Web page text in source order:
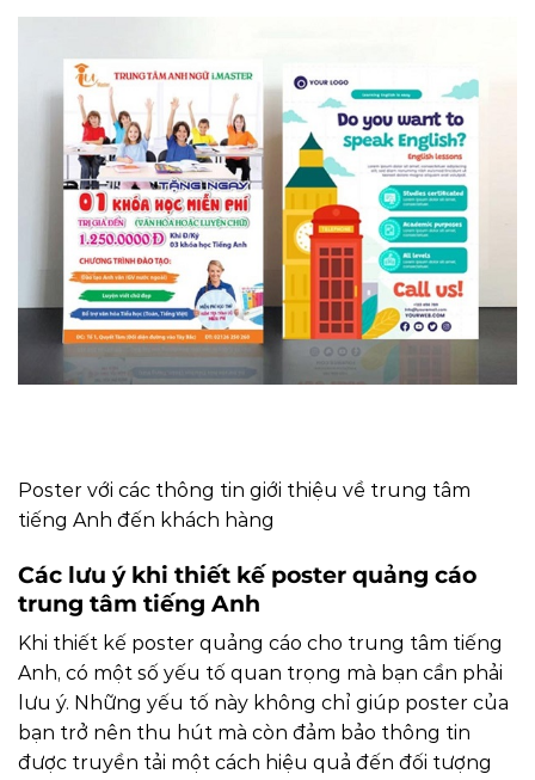
Poster với các thông tin giới thiệu về trung tâm
tiếng Anh đến khách hàng
Các lưu ý khi thiết kế poster quảng cáo
trung tâm tiếng Anh
Khi thiết kế poster quảng cáo cho trung tâm tiếng
Anh, có một số yếu tố quan trọng mà bạn cần phải
lưu ý. Những yếu tố này không chỉ giúp poster của
bạn trở nên thu hút mà còn đảm bảo thông tin
được truyền tải một cách hiệu quả đến đối tượng